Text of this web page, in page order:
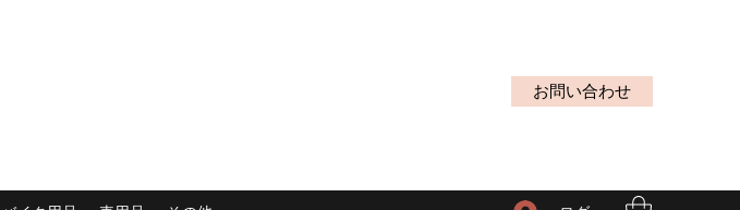
お問い合わせ